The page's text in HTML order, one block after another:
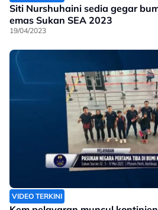
Siti Nurshuhaini sedia gegar
emas Sukan SEA 2023
19/04/2023
VIDEO TERKINI